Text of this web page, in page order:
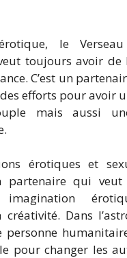
le
toujours avoir de
C’est un
efforts pour avoir
mais aussi
érotiques et
partenaire qui veut
Dans
personne
pour changer les